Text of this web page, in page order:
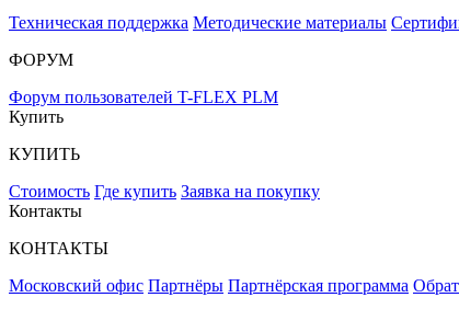
Техническая поддержка Методические материалы
ФОРУМ
Форум пользователей T-FLEX PLM
Купить
КУПИТЬ
Стоимость Где купить Заявка на покупку
Контакты
КОНТАКТЫ
Московский офис Партнёры Партнёрская программа